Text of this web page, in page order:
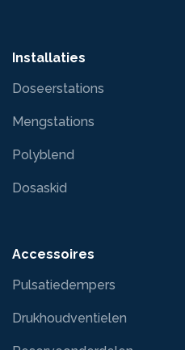
Installaties
Doseerstations
Mengstations
Polyblend
Dosaskid
Accessoires
Pulsatiedempers
Drukhoudventielen